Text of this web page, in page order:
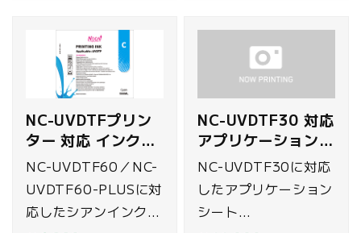
版します。こちらは最
大W355×H400mm
のプリント範囲に対応
しており、Tシャツな
どの前面・背面に使用
可能です。
NC-UVDTFプリン
ター 対応 インク
500ml シアン
NC-UVDTF60／NC-
UVDTF60-PLUSに対
応したシアンインク
NC-UVDTF30 対応
アプリケーションシ
ート
31.5cm×100m
NC-UVDTF30に対応
したアプリケーション
シート